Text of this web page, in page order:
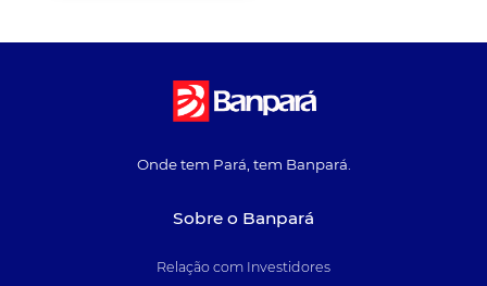
Onde tem Pará, tem Banpará.
Sobre o Banpará
Relação com Investidores